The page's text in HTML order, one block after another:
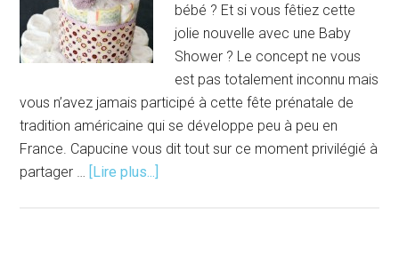
bébé ? Et si vous fêtiez cette
jolie nouvelle avec une Baby
Shower ? Le concept ne vous
est pas totalement inconnu mais
vous n’avez jamais participé à cette fête prénatale de
tradition américaine qui se développe peu à peu en
France. Capucine vous dit tout sur ce moment privilégié à
partager … [Lire plus...]